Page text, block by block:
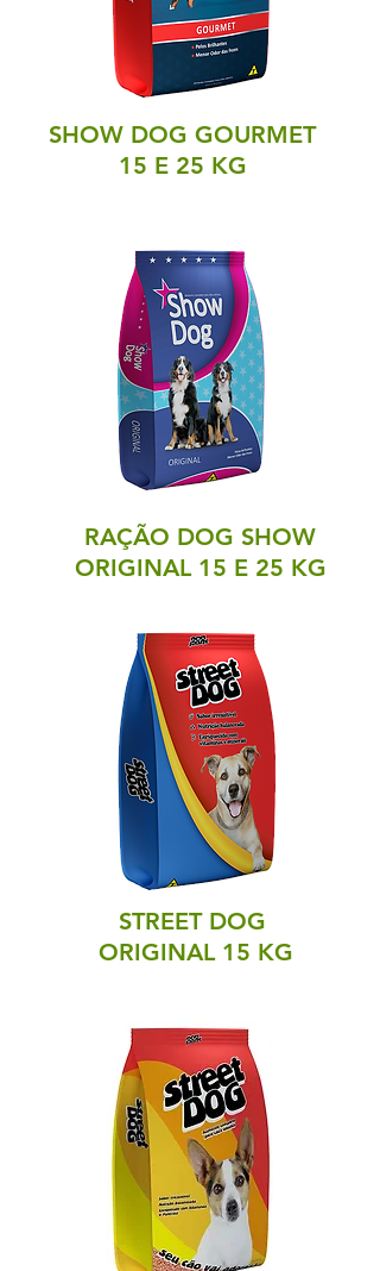
RAÇÃO DOG SHOW
ORIGINAL 15 E 25 KG
SHOW DOG GOURMET
15 E 25 KG
STREET DOG
ORIGINAL 15 KG